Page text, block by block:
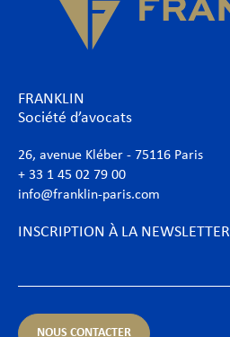
FRANKLIN
Société d’avocats
26, avenue Kléber - 75116 Paris
+ 33 1 45 02 79 00
info@franklin-paris.com
INSCRIPTION À LA NEWSLETTER
NOUS CONTACTER